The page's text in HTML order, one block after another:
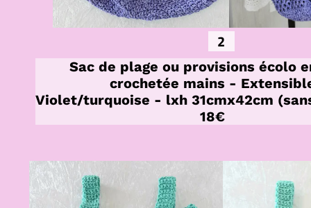
2
Sac de plage ou provisions écolo
crochetée mains -
Violet/turquoise - lxh 31cmx42cm
18€